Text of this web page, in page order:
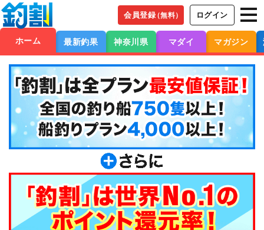
会員登録（無料） ログイン
ホーム 最新釣果 神奈川県 マダイ マガジン